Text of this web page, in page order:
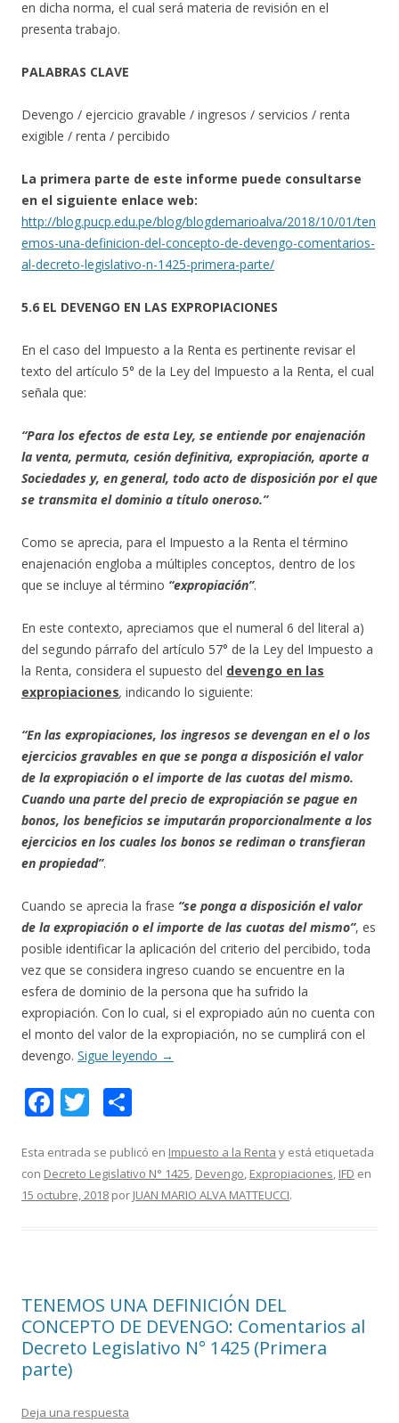
en dicha norma, el cual será materia de revisión en el
presenta trabajo.
PALABRAS CLAVE
Devengo / ejercicio gravable / ingresos / servicios / renta
exigible / renta / percibido
La primera parte de este informe puede consultarse
en el siguiente enlace web:
http://blog.pucp.edu.pe/blog/blogdemarioalva/2018/10/01/ten
emos-una-definicion-del-concepto-de-devengo-comentarios-
al-decreto-legislativo-n-1425-primera-parte/
5.6 EL DEVENGO EN LAS EXPROPIACIONES
En el caso del Impuesto a la Renta es pertinente revisar el
texto del artículo 5° de la Ley del Impuesto a la Renta, el cual
señala que:
“Para los efectos de esta Ley, se entiende por enajenación
la venta, permuta, cesión definitiva, expropiación, aporte a
Sociedades y, en general, todo acto de disposición por el que
se transmita el dominio a título oneroso.”
Como se aprecia, para el Impuesto a la Renta el término
enajenación engloba a múltiples conceptos, dentro de los
que se incluye al término “expropiación”.
En este contexto, apreciamos que el numeral 6 del literal a)
del segundo párrafo del artículo 57° de la Ley del Impuesto a
la Renta, considera el supuesto del devengo en las
expropiaciones, indicando lo siguiente:
“En las expropiaciones, los ingresos se devengan en el o los
ejercicios gravables en que se ponga a disposición el valor
de la expropiación o el importe de las cuotas del mismo.
Cuando una parte del precio de expropiación se pague en
bonos, los beneficios se imputarán proporcionalmente a los
ejercicios en los cuales los bonos se rediman o transfieran
en propiedad”.
Cuando se aprecia la frase “se ponga a disposición el valor
de la expropiación o el importe de las cuotas del mismo”, es
posible identificar la aplicación del criterio del percibido, toda
vez que se considera ingreso cuando se encuentre en la
esfera de dominio de la persona que ha sufrido la
expropiación. Con lo cual, si el expropiado aún no cuenta con
el monto del valor de la expropiación, no se cumplirá con el
devengo. Sigue leyendo →
F
e
b
T
itt
er
m
p
Esta entrada se publicó en Impuesto a la Renta y está etiquetada
con Decreto Legislativo N° 1425, Devengo, Expropiaciones, IFD en
15 octubre, 2018 por JUAN MARIO ALVA MATTEUCCI.
TENEMOS UNA DEFINICIÓN DEL
CONCEPTO DE DEVENGO: Comentarios al
Decreto Legislativo N° 1425 (Primera
parte)
Deja una respuesta